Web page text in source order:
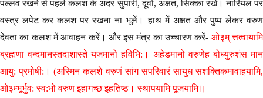
पल्लव रखने से पहले कलश के अंदर सुपारी, दूर्वा, अक्षत, सिक्का रखें। नारियल पर
वस्त्र लपेट कर कलश पर रखना ना भूलें। हाथ में अक्षत और पुष्प लेकर वरुण
देवता का कलश में आवाहन करें। और इस मंत्र का उच्चारण करें- ओ३म् त्तत्वायामि
ब्रह्मणा वन्दमानस्तदाशास्ते यजमानो हविभि:। अहेडमानो वरुणेह बोध्युरुशंस मान
आयु: प्रमोषी:। (अस्मिन कलशे वरुणं सांग सपरिवारं सायुध सशक्तिकमावाहयामि,
ओ३म्भूर्भुव: स्व:भो वरुण इहागच्छ इहतिष्ठ। स्थापयामि पूजयामि॥